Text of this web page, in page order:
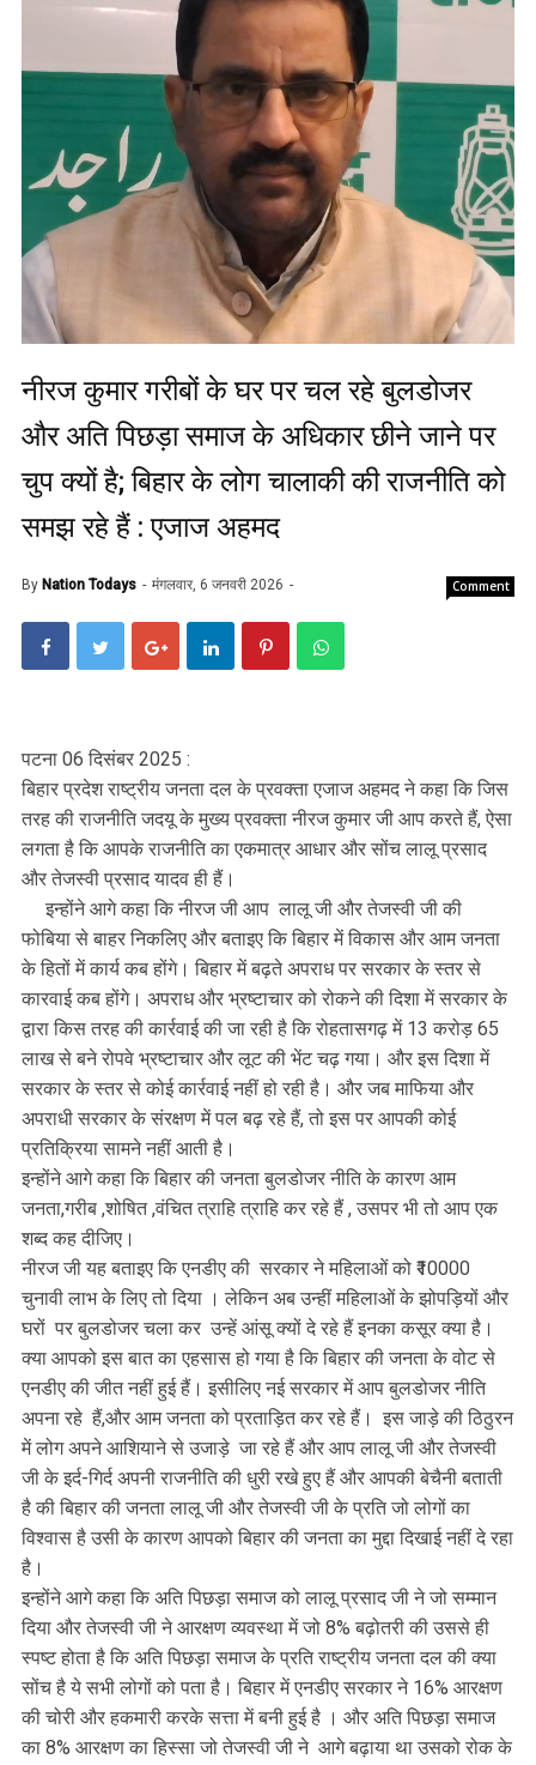
नीरज कुमार गरीबों के घर पर चल रहे बुलडोजर
और अति पिछड़ा समाज के अधिकार छीने जाने पर
चुप क्यों है; बिहार के लोग चालाकी की राजनीति को
समझ रहे हैं : एजाज अहमद
By Nation Todays मंगलवार, 6 जनवरी 2026 Comment
पटना 06 दिसंबर 2025 :
बिहार प्रदेश राष्ट्रीय जनता दल के प्रवक्ता एजाज अहमद ने कहा कि जिस
तरह की राजनीति जदयू के मुख्य प्रवक्ता नीरज कुमार जी आप करते हैं, ऐसा
लगता है कि आपके राजनीति का एकमात्र आधार और सोंच लालू प्रसाद
और तेजस्वी प्रसाद यादव ही हैं।
इन्होंने आगे कहा कि नीरज जी आप लालू जी और तेजस्वी जी की
फोबिया से बाहर निकलिए और बताइए कि बिहार में विकास और आम जनता
के हितों में कार्य कब होंगे। बिहार में बढ़ते अपराध पर सरकार के स्तर से
कारवाई कब होंगे। अपराध और भ्रष्टाचार को रोकने की दिशा में सरकार के
द्वारा किस तरह की कार्रवाई की जा रही है कि रोहतासगढ़ में 13 करोड़ 65
लाख से बने रोपवे भ्रष्टाचार और लूट की भेंट चढ़ गया। और इस दिशा में
सरकार के स्तर से कोई कार्रवाई नहीं हो रही है। और जब माफिया और
अपराधी सरकार के संरक्षण में पल बढ़ रहे हैं, तो इस पर आपकी कोई
प्रतिक्रिया सामने नहीं आती है।
इन्होंने आगे कहा कि बिहार की जनता बुलडोजर नीति के कारण आम
जनता,गरीब ,शोषित ,वंचित त्राहि त्राहि कर रहे हैं , उसपर भी तो आप एक
शब्द कह दीजिए।
नीरज जी यह बताइए कि एनडीए की सरकार ने महिलाओं को ₹10000
चुनावी लाभ के लिए तो दिया । लेकिन अब उन्हीं महिलाओं के झोपड़ियों और
घरों पर बुलडोजर चला कर उन्हें आंसू क्यों दे रहे हैं इनका कसूर क्या है।
क्या आपको इस बात का एहसास हो गया है कि बिहार की जनता के वोट से
एनडीए की जीत नहीं हुई हैं। इसीलिए नई सरकार में आप बुलडोजर नीति
अपना रहे हैं,और आम जनता को प्रताड़ित कर रहे हैं। इस जाड़े की ठिठुरन
में लोग अपने आशियाने से उजाड़े जा रहे हैं और आप लालू जी और‌ तेजस्वी
जी के इर्द-गिर्द अपनी राजनीति की धुरी रखे हुए हैं और आपकी बेचैनी बताती
है की बिहार की जनता लालू जी और‌ तेजस्वी जी के प्रति जो लोगों का
विश्वास है उसी के कारण आपको बिहार की जनता का मुद्दा दिखाई नहीं दे रहा
है।
इन्होंने आगे कहा कि अति पिछड़ा समाज को लालू प्रसाद जी ने जो सम्मान
दिया और तेजस्वी जी ने आरक्षण व्यवस्था में जो 8% बढ़ोतरी की उससे ही
स्पष्ट होता है कि अति पिछड़ा समाज के प्रति राष्ट्रीय जनता दल की क्या
सोंच है ये सभी लोगों को पता है। बिहार में एनडीए सरकार ने 16% आरक्षण
की चोरी और हकमारी करके सत्ता में बनी हुई है । और अति पिछड़ा समाज
का 8% आरक्षण का हिस्सा जो तेजस्वी जी ने आगे बढ़ाया था उसको रोक के